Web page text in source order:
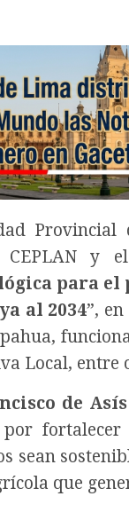
Provincial
CEPLAN
para el
al 2034”,
Local, entre
de
por
sean
que